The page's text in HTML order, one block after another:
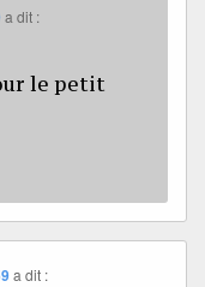
a dit :
le petit
a dit :